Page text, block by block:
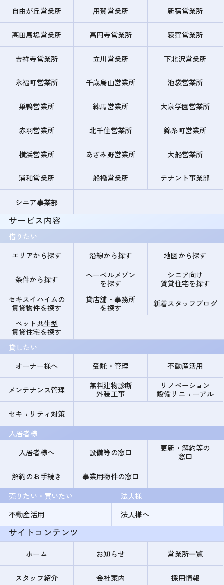
自由が丘営業所 用賀営業所 新宿営業所
高田馬場営業所 高円寺営業所 荻窪営業所
吉祥寺営業所 立川営業所 下北沢営業所
永福町営業所 千歳烏山営業所 池袋営業所
巣鴨営業所 練馬営業所 大泉学園営業所
赤羽営業所 北千住営業所 錦糸町営業所
横浜営業所 あざみ野営業所 大船営業所
浦和営業所 船橋営業所 テナント事業部
シニア事業部
サービス内容
借りたい
エリアから探す
沿線から探す 地図から探す
条件から探す
ヘーベルメゾン
を探す
シニア向け
賃貸住宅を探す
セキスイハイムの
賃貸物件を探す
貸店舗・事務所
を探す
新着スタッフブログ
ペット共生型
賃貸住宅を探す
貸したい
オーナー様へ
受託・管理 不動産活用
メンテナンス管理
無料建物診断
外装工事
リノベーション
設備リニューアル
セキュリティ対策
入居者様
入居者様へ
設備等の窓口
更新・解約等の
窓口
解約のお手続き
事業用物件の窓口
売りたい・買いたい
不動産活用
法人様
法人様へ
サイトコンテンツ
ホーム お知らせ 営業所一覧
スタッフ紹介 会社案内 採用情報